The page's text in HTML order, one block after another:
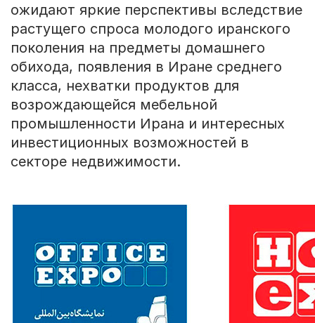
ожидают яркие перспективы вследствие
растущего спроса молодого иранского
поколения на предметы домашнего
обихода, появления в Иране среднего
класса, нехватки продуктов для
возрождающейся мебельной
промышленности Ирана и интересных
инвестиционных возможностей в
секторе недвижимости.